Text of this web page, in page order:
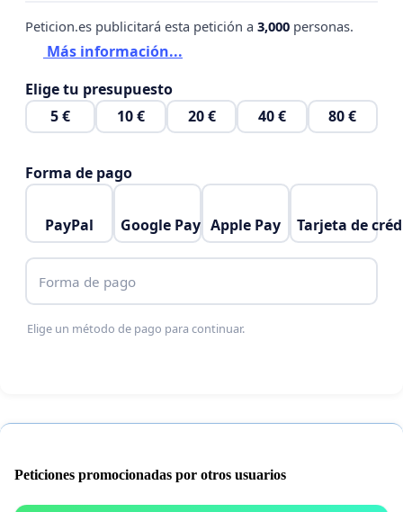
Peticion.es publicitará esta petición a 3,000 personas.
Más información...
Elige tu presupuesto
5 €
10 € 20 € 40 € 80 €
Forma de pago
PayPal Google Pay Apple Pay Tarjeta de
Forma de pago
Elige un método de pago para continuar.
Peticiones promocionadas por otros usuarios